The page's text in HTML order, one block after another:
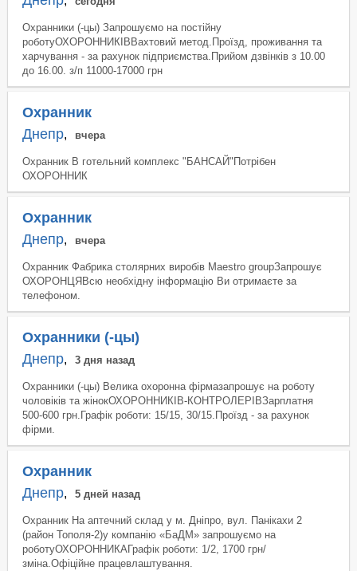
Охранники (-цы) Запрошуємо на постійну
роботуОХОРОННИКІВВахтовий метод.Проїзд, проживання та
харчування - за рахунок підприємства.Прийом дзвінків з 10.00
до 16.00. з/п 11000-17000 грн
Охранник
Днепр, вчера
Охранник В готельний комплекс "БАНСАЙ"Потрібен
ОХОРОННИК
Охранник
Днепр, вчера
Охранник Фабрика столярних виробів Maestro groupЗапрошує
ОХОРОНЦЯВсю необхідну інформацію Ви отримаєте за
телефоном.
Охранники (-цы)
Днепр, 3 дня назад
Охранники (-цы) Велика охоронна фірмазапрошує на роботу
чоловіків та жінокОХОРОННИКІВ-КОНТРОЛЕРІВЗарплатня
500-600 грн.Графік роботи: 15/15, 30/15.Проїзд - за рахунок
фірми.
Охранник
Днепр, 5 дней назад
Охранник На аптечний склад у м. Дніпро, вул. Панікахи 2
(район Тополя-2)у компанію «БаДМ» запрошуємо на
роботуОХОРОННИКАГрафік роботи: 1/2, 1700 грн/
зміна.Офіційне працевлаштування.